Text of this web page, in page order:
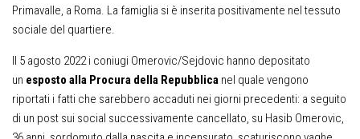
Primavalle, a Roma. La famiglia si è inserita positivamente nel tessuto
sociale del quartiere.
Il 5 agosto 2022 i coniugi Omerovic/Sejdovic hanno depositato
un esposto alla Procura della Repubblica nel quale vengono
riportati i fatti che sarebbero accaduti nei giorni precedenti: a seguito
di un post sui social successivamente cancellato, su Hasib Omerovic,